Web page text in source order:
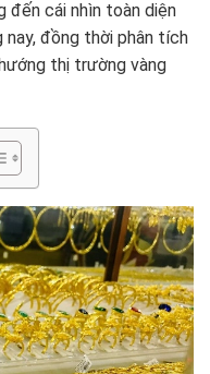
đến cái nhìn toàn diện
nay, đồng thời phân tích
thị trường vàng